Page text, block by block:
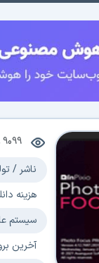
9099
ناشر /
هزینه
سیستم
آخرین